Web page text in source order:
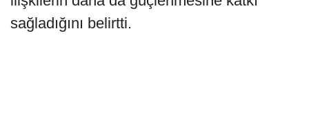
sağladığını belirtti.